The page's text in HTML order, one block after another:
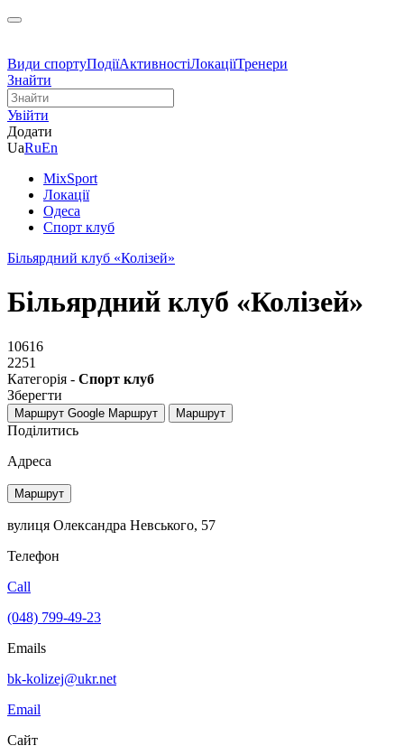
Види спортуПодіїАктивностіЛокаціїТренери
Знайти
Увійти
Додати
UaRuEn
MixSport
Локації
Одеса
Спорт клуб
Більярдний клуб «Колізей»
Більярдний клуб «Колізей»
10616
2251
Категорія - Спорт клуб
Зберегти
Маршрут Google Маршрут Маршрут
Поділитись
Адреса
Маршрут
вулиця Олександра Невського, 57
Телефон
Call
(048) 799-49-23
Emails
bk-kolizej@ukr.net
Email
Сайт